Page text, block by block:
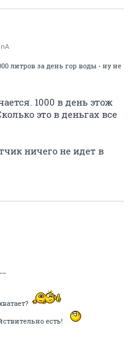
литров за день гор воды - ну не
1000 в день этож
это в деньгах все
ничего не идет в
есть!